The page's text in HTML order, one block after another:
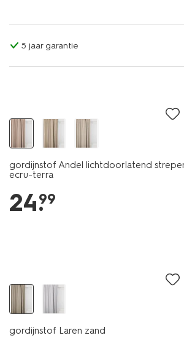
5 jaar garantie
gordijnstof Andel lichtdoorlatend
ecru-terra
24.
99
gordijnstof Laren zand